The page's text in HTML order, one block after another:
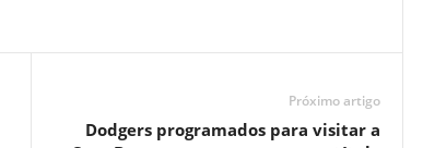
Próximo artigo
Dodgers programados para visitar a